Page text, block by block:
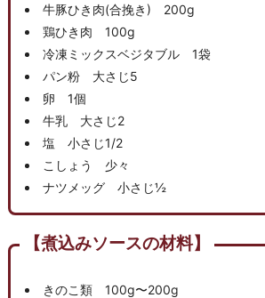
牛豚ひき肉(合挽き) 200g
鶏ひき肉 100g
冷凍ミックスベジタブル 1袋
パン粉 大さじ5
卵 1個
牛乳 大さじ2
塩 小さじ1/2
こしょう 少々
ナツメッグ 小さじ½
【煮込みソースの材料】
きのこ類 100g〜200g